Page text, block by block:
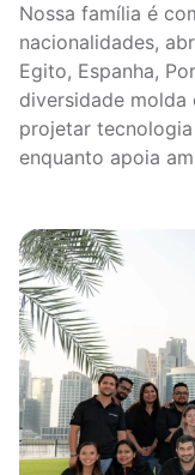
Nossa família é
nacionalidades,
Egito, Espanha,
diversidade molda
projetar
enquanto apoia